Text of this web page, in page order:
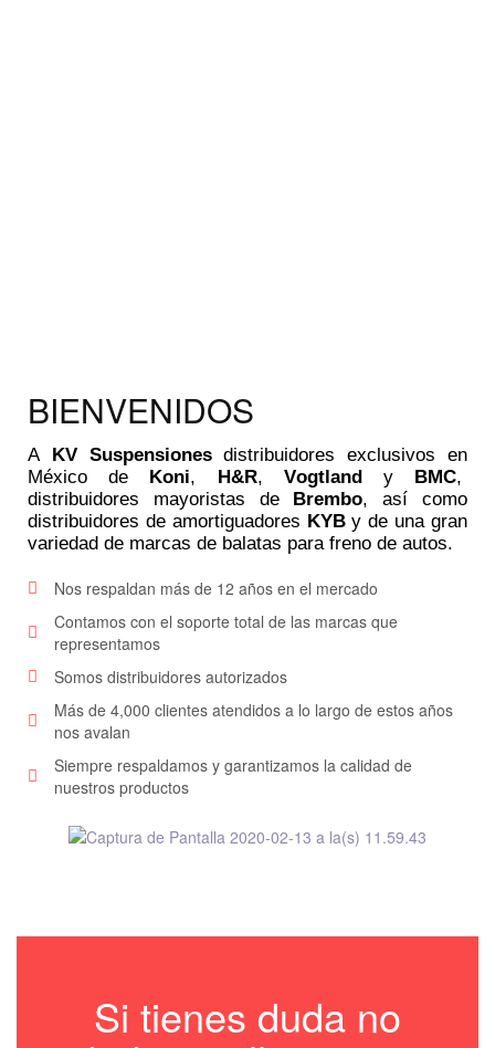
BIENVENIDOS
A KV Suspensionesdistribuidores exclusivos en
México de
Koni, H&R, Vogtland y BMC,
distribuidores mayoristas de
Brembo, así como
distribuidores de amortiguadores KYBy de una gran
variedad de marcas de balatas para freno de autos.
Nos respaldan más de 12 años en el mercado
Contamos con el soporte total de las marcas que
representamos
Somos distribuidores autorizados
Más de 4,000 clientes atendidos a lo largo de estos años
nos avalan
Siempre respaldamos y garantizamos la calidad de
nuestros productos
Si tienes duda no